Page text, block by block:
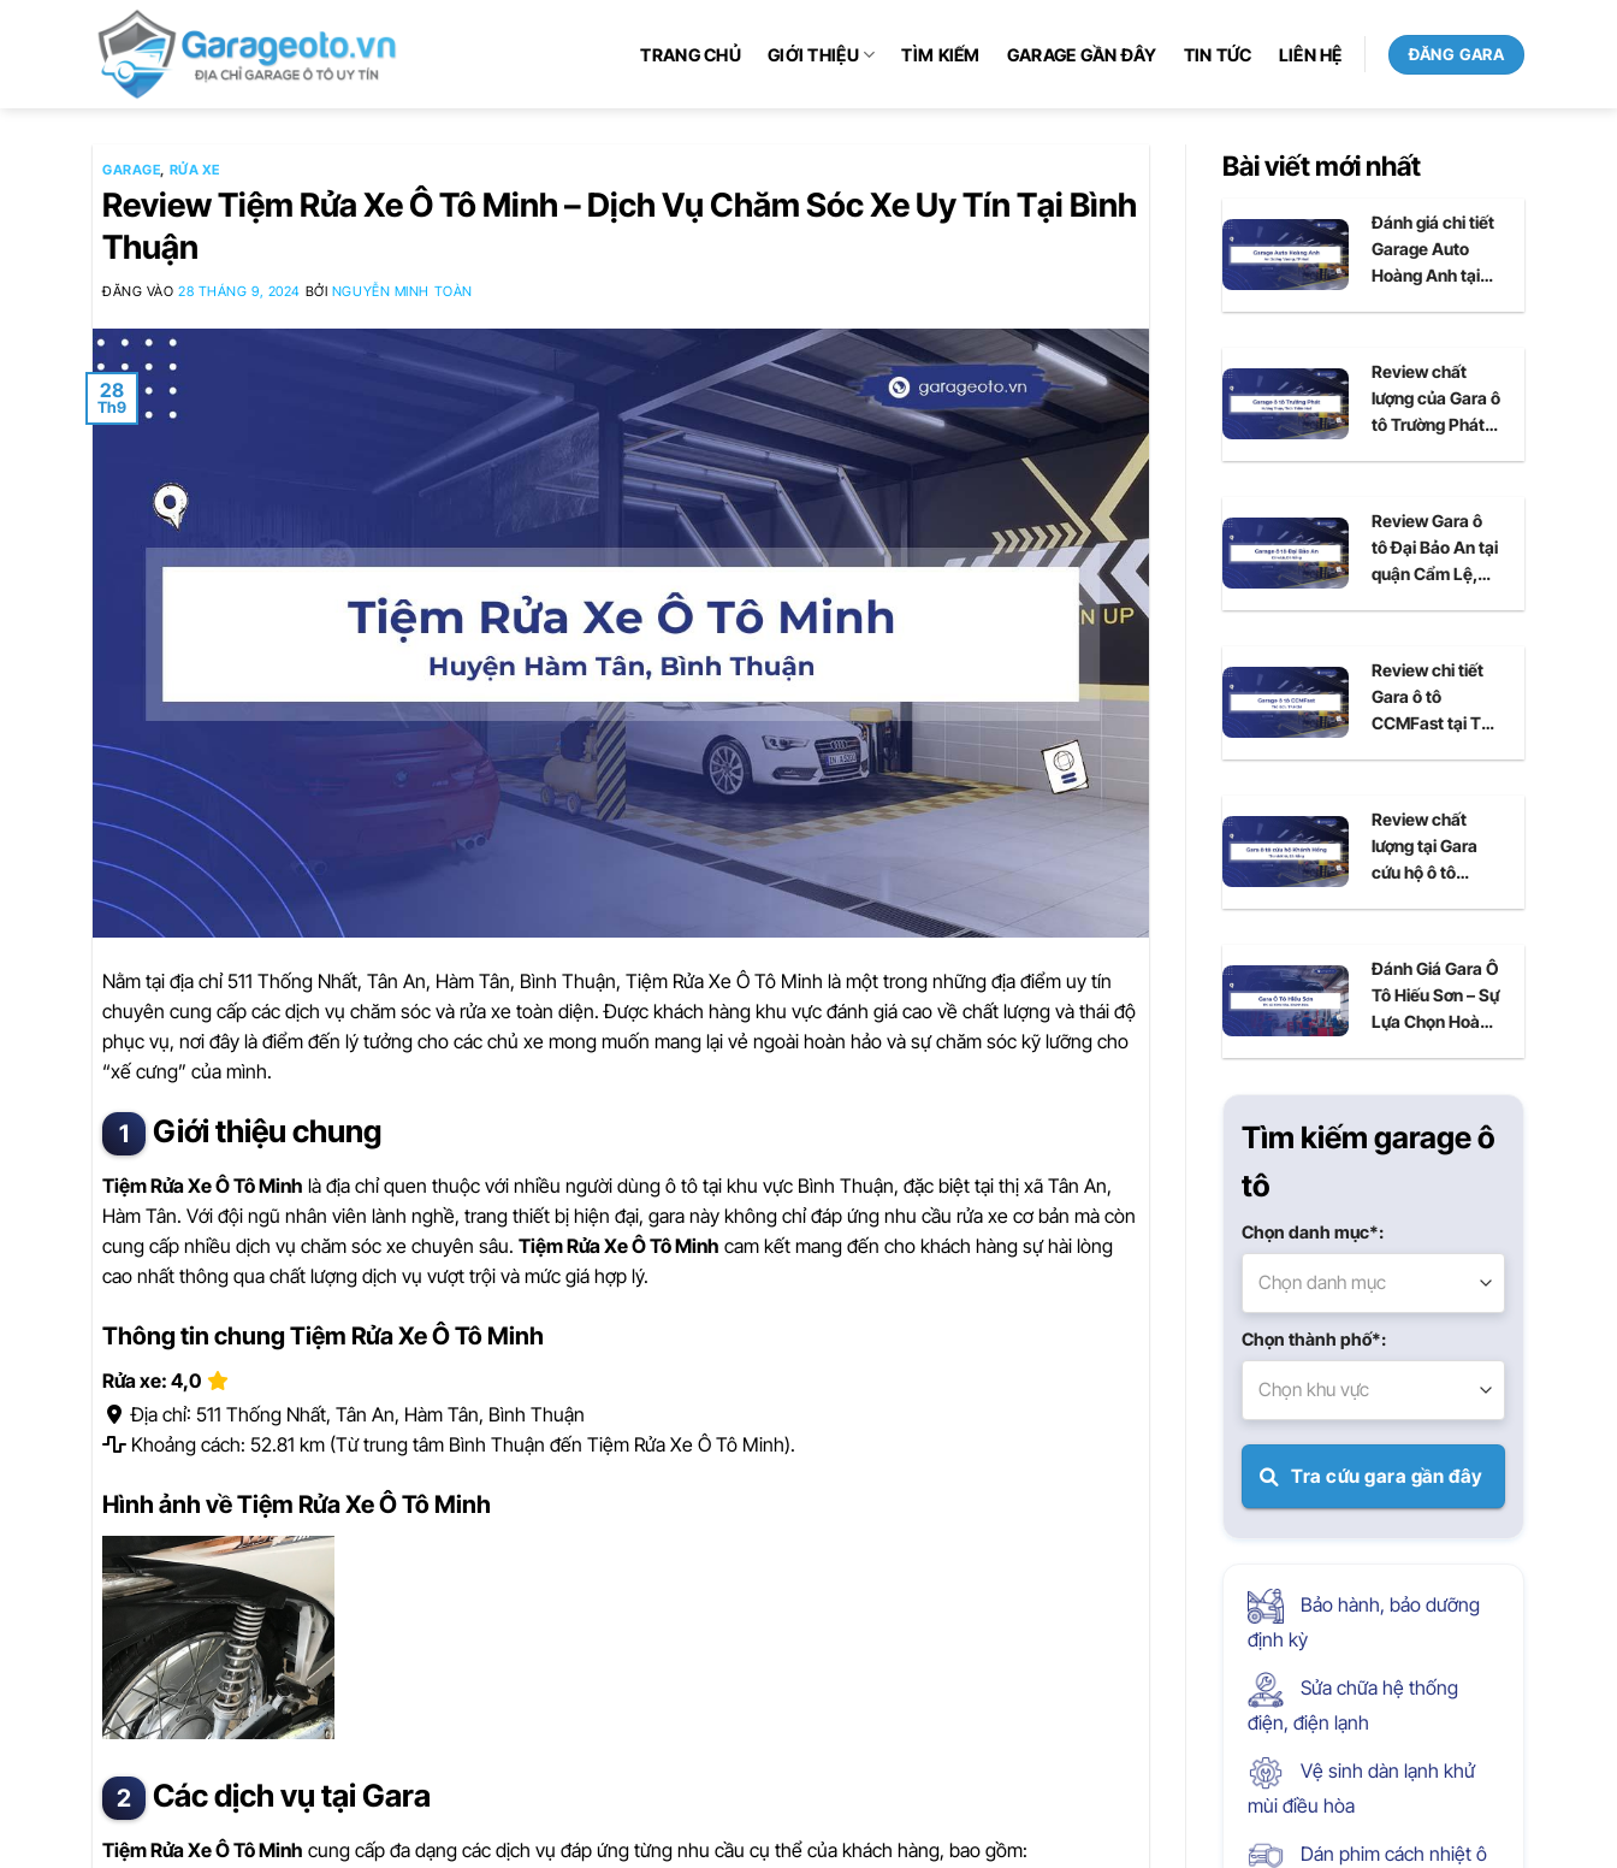
TRANG CHỦ GIỚI THIỆU TÌM KIẾM GARAGE GẦN ĐÂY TIN TỨC LIÊN HỆ ĐĂNG GARA
GARAGE, RỬA XE
Review Tiệm Rửa Xe Ô Tô Minh – Dịch Vụ Chăm Sóc Xe Uy Tín Tại Bình
Thuận
ĐĂNG VÀO28 THÁNG 9, 2024 BỞI NGUYỄN MINH TOÀN
28
Th9
Nằm tại địa chỉ 511 Thống Nhất, Tân An, Hàm Tân, Bình Thuận, Tiệm Rửa Xe Ô Tô Minh là một trong những địa điểm uy tín
chuyên cung cấp các dịch vụ chăm sóc và rửa xe toàn diện. Được khách hàng khu vực đánh giá cao về chất lượng và thái độ
phục vụ, nơi đây là điểm đến lý tưởng cho các chủ xe mong muốn mang lại vẻ ngoài hoàn hảo và sự chăm sóc kỹ lưỡng cho
“xế cưng” của mình.
Giới thiệu chung
Tiệm Rửa Xe Ô Tô Minh là địa chỉ quen thuộc với nhiều người dùng ô tô tại khu vực Bình Thuận, đặc biệt tại thị xã Tân An,
Hàm Tân. Với đội ngũ nhân viên lành nghề, trang thiết bị hiện đại, gara này không chỉ đáp ứng nhu cầu rửa xe cơ bản mà còn
cung cấp nhiều dịch vụ chăm sóc xe chuyên sâu. Tiệm Rửa Xe Ô Tô Minh cam kết mang đến cho khách hàng sự hài lòng
cao nhất thông qua chất lượng dịch vụ vượt trội và mức giá hợp lý.
Thông tin chung Tiệm Rửa Xe Ô Tô Minh
Rửa xe: 4,0
Địa chỉ: 511 Thống Nhất, Tân An, Hàm Tân, Bình Thuận
Khoảng cách: 52.81 km (Từ trung tâm Bình Thuận đến Tiệm Rửa Xe Ô Tô Minh).
Hình ảnh về Tiệm Rửa Xe Ô Tô Minh
Các dịch vụ tại Gara
Tiệm Rửa Xe Ô Tô Minh cung cấp đa dạng các dịch vụ đáp ứng từng nhu cầu cụ thể của khách hàng, bao gồm:
Bài viết mới nhất
Đánh giá chi tiết
Garage Auto
Hoàng Anh tại
Review chất
lượng của Gara ô
tô Trường Phát
Review Gara ô
tô Đại Bảo An tại
quận Cẩm Lệ,
Review chi tiết
Gara ô tô
CCMFast tại Thủ
Review chất
lượng tại Gara
cứu hộ ô tô
Đánh Giá Gara Ô
Tô Hiếu Sơn – Sự
Lựa Chọn Hoàn
Tìm kiếm garage ô
tô
Chọn danh mục*:
Chọn danh mục
Chọn thành phố*:
Chọn khu vực
Tra cứu gara gần đây
Bảo hành, bảo dưỡng
định kỳ
Sửa chữa hệ thống
điện, điện lạnh
Vệ sinh dàn lạnh khử
mùi điều hòa
Dán phim cách nhiệt ô